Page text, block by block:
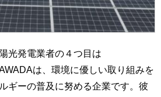
光発電業者の４つ目は
は、環境に優しい取り組みを
ギーの普及に努める企業です。彼